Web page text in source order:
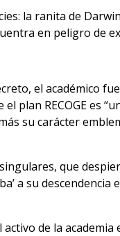
la ranita de
en peligro de
el académico
plan RECOGE es
su carácter
que
a su
de la academia